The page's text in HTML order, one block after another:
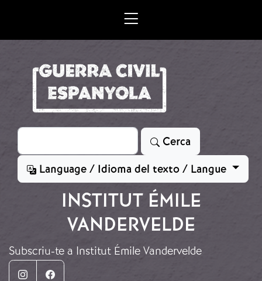
Cerca
Cerca
Language / Idioma del texto / Langue
INSTITUT ÉMILE
VANDERVELDE
Subscriu-te a Institut Émile Vandervelde
InstagramFacebook